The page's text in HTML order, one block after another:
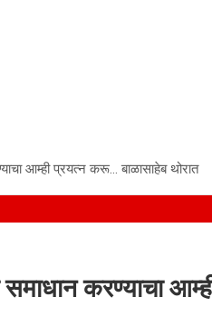
आम्ही प्रयत्न करू… बाळासाहेब थोरात
करण्याचा